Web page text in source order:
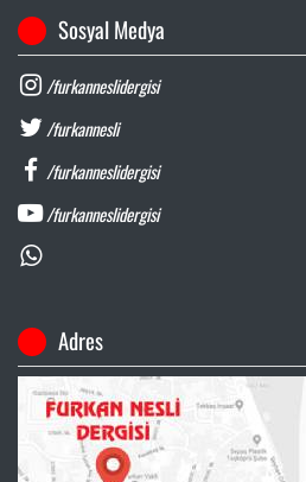
Sosyal Medya
/furkanneslidergisi
/furkannesli
/furkanneslidergisi
/furkanneslidergisi
Adres